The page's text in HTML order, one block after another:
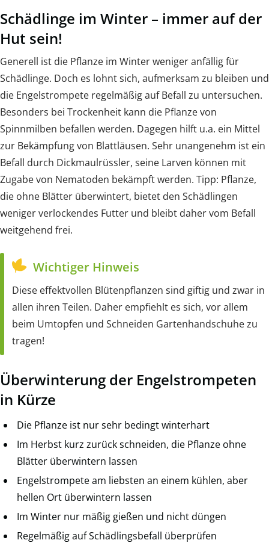
Schädlinge im Winter – immer auf der
Hut sein!
Generell ist die Pflanze im Winter weniger anfällig für
Schädlinge. Doch es lohnt sich, aufmerksam zu bleiben und
die Engelstrompete regelmäßig auf Befall zu untersuchen.
Besonders bei Trockenheit kann die Pflanze von
Spinnmilben befallen werden. Dagegen hilft u.a. ein Mittel
zur Bekämpfung von Blattläusen. Sehr unangenehm ist ein
Befall durch Dickmaulrüssler, seine Larven können mit
Zugabe von Nematoden bekämpft werden. Tipp: Pflanze,
die ohne Blätter überwintert, bietet den Schädlingen
weniger verlockendes Futter und bleibt daher vom Befall
weitgehend frei.
Wichtiger Hinweis
Diese effektvollen Blütenpflanzen sind giftig und zwar in
allen ihren Teilen. Daher empfiehlt es sich, vor allem
beim Umtopfen und Schneiden Gartenhandschuhe zu
tragen!
Überwinterung der Engelstrompeten
in Kürze
Die Pflanze ist nur sehr bedingt winterhart
Im Herbst kurz zurück schneiden, die Pflanze ohne
Blätter überwintern lassen
Engelstrompete am liebsten an einem kühlen, aber
hellen Ort überwintern lassen
Im Winter nur mäßig gießen und nicht düngen
Regelmäßig auf Schädlingsbefall überprüfen